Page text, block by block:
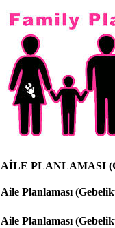
AİLE PLANLAMASI
Aile Planlaması
Aile Planlaması